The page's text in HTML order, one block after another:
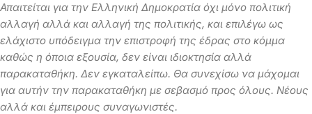
Απαιτείται για την Ελληνική Δημοκρατία όχι μόνο πολιτική
αλλαγή αλλά και αλλαγή της πολιτικής, και επιλέγω ως
ελάχιστο υπόδειγμα την επιστροφή της έδρας στο κόμμα
καθώς η όποια εξουσία, δεν είναι ιδιοκτησία αλλά
παρακαταθήκη. Δεν εγκαταλείπω. Θα συνεχίσω να μάχομαι
για αυτήν την παρακαταθήκη με σεβασμό προς όλους. Νέους
αλλά και έμπειρους συναγωνιστές.